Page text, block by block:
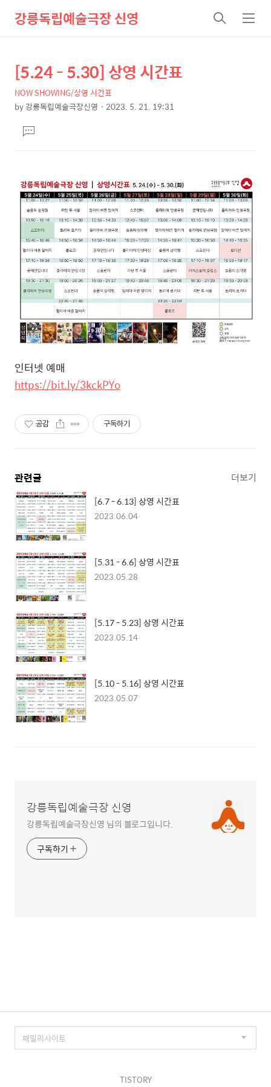
강릉독립예술극장 신영
검
색
메
뉴
상
세
컨
텐
츠
본
문
제
목
[5.24 - 5.30] 상영 시간표
NOW SHOWING/상영 시간표
by강릉독립예술극장신영 2023. 5. 21. 19:31
문댓
글
인터넷 예매
https://bit.ly/3kckPYo
공감 구독하기
관련글 더보기
[6.7 - 6.13] 상영 시간표
2023.06.04
[5.31 - 6.6] 상영 시간표
2023.05.28
[5.17 - 5.23] 상영 시간표
2023.05.14
[5.10 - 5.16] 상영 시간표
2023.05.07
강릉독립예술극장 신영
강릉독립예술극장신영 님의 블로그입니다.
구독하기
TISTORY